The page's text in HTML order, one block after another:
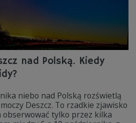
nad Polską. Kiedy
niebo nad Polską rozświetlą
Deszcz. To rzadkie zjawisko
obserwować tylko przez kilka